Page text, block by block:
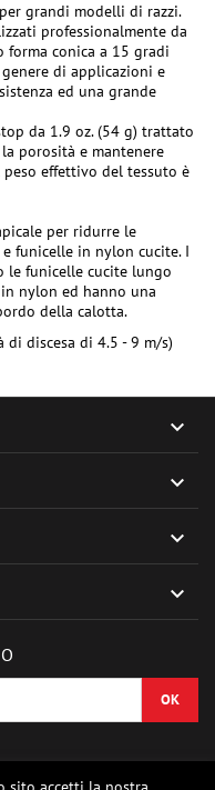
grandi modelli di razzi.
professionalmente da
forma conica a 15 gradi
di applicazioni e
ed una grande
da 1.9 oz. (54 g) trattato
porosità e mantenere
effettivo del tessuto è
per ridurre le
funicelle in nylon cucite. I
le funicelle cucite lungo
nylon ed hanno una
della calotta.
discesa di 4.5 - 9 m/s)



